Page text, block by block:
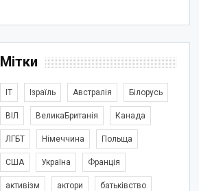
Мітки
IT Ізраїль Австралія Білорусь
ВІЛ ВеликаБританія Канада
ЛГБТ Німеччина Польща
США Україна Франція
активізм актори батьківство